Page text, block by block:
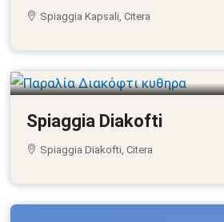
Spiaggia Kapsali, Citera
Spiaggia Diakofti
Spiaggia Diakofti, Citera